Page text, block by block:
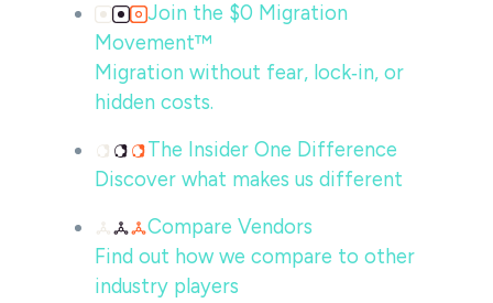
Join the $0 Migration
Movement™
Migration without fear, lock‑in, or
hidden costs.
The Insider One Difference
Discover what makes us different
Compare Vendors
Find out how we compare to other
industry players